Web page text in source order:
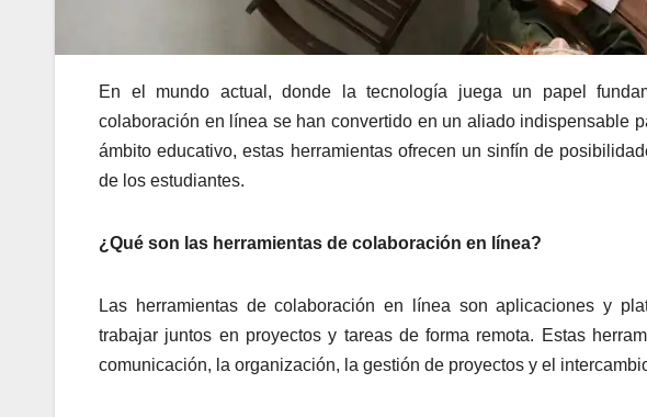
En el mundo actual, donde la tecnología juega un papel
colaboración en línea se han convertido en un aliado indispensable
ámbito educativo, estas herramientas ofrecen un sinfín de
de los estudiantes.
¿Qué son las herramientas de colaboración en línea?
Las herramientas de colaboración en línea son aplicaciones y
trabajar juntos en proyectos y tareas de forma remota. Estas
comunicación, la organización, la gestión de proyectos y el